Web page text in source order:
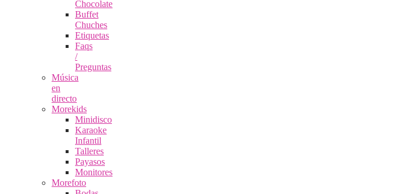
Chocolate
Buffet
Chuches
Etiquetas
Faqs
/
Preguntas
Música
en
directo
Morekids
Minidisco
Karaoke
Infantil
Talleres
Payasos
Monitores
Morefoto